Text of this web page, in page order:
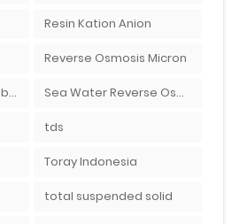
Resin Kation Anion
Reverse Osmosis Micron
Reverse Osmosis Surabaya Sea Water Reverse Osmosis
tds
Toray Indonesia
total suspended solid